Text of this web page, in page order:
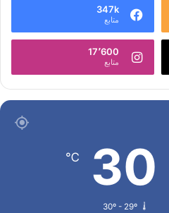
347k
متابع
17٬600
متابع
30
℃
30º - 29º